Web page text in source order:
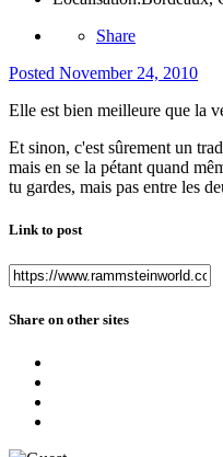
Share
Posted November 24, 2010
Elle est bien meilleure que la
Et sinon, c'est sûrement un
mais en se la pétant quand
tu gardes, mais pas entre les
Link to post
Share on other sites